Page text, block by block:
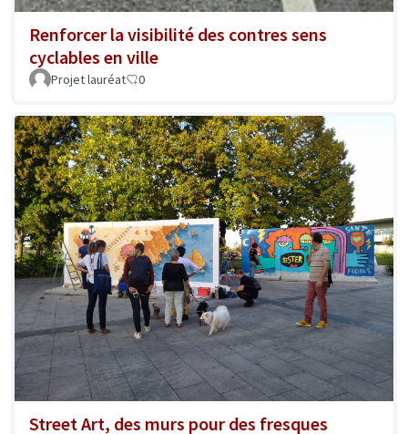
Renforcer la visibilité des contres sens
cyclables en ville
Projet lauréat 0
Street Art, des murs pour des fresques